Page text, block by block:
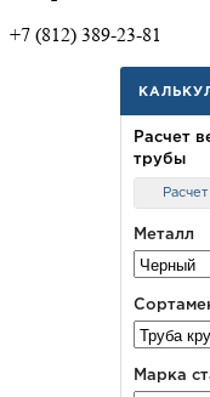
+7 (812) 389-23-81